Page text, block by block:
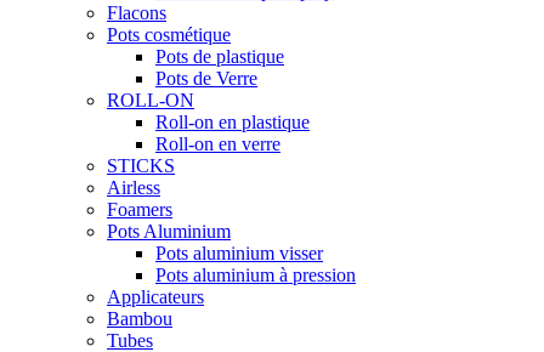
Flacons
Pots cosmétique
Pots de plastique
Pots de Verre
ROLL-ON
Roll-on en plastique
Roll-on en verre
STICKS
Airless
Foamers
Pots Aluminium
Pots aluminium visser
Pots aluminium à pression
Applicateurs
Bambou
Tubes